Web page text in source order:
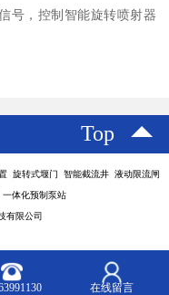
号，控制智能旋转喷射器
Top
旋转式堰门 智能截流井 液动限流闸
体化预制泵站
有限公司
在线留言